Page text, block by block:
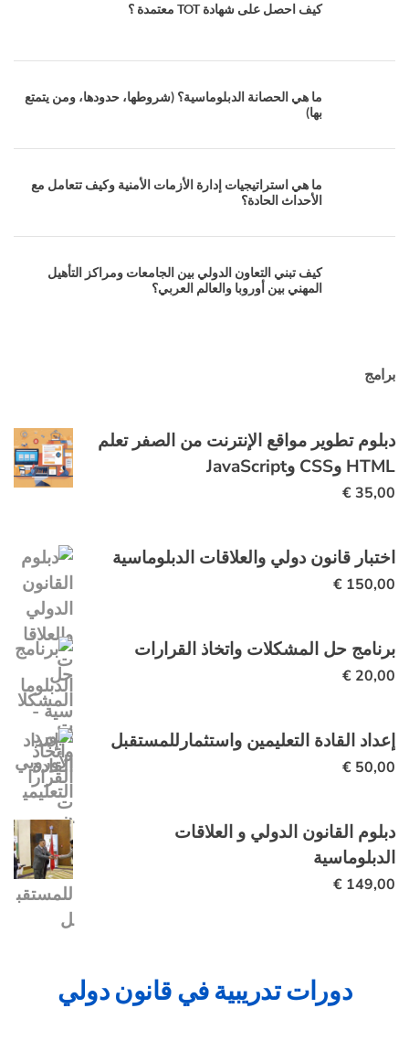
كيف احصل على شهادة TOT معتمدة ؟
ما هي الحصانة الدبلوماسية؟ (شروطها، حدودها، ومن يتمتع
بها)
ما هي استراتيجيات إدارة الأزمات الأمنية وكيف تتعامل مع
الأحداث الحادة؟
كيف تبني التعاون الدولي بين الجامعات ومراكز التأهيل
المهني بين أوروبا والعالم العربي؟
برامج
دبلوم تطوير مواقع الإنترنت من الصفر تعلم
HTML وCSS وJavaScript
€35,00
اختبار قانون دولي والعلاقات الدبلوماسية
€ 150,00
برنامج حل المشكلات واتخاذ القرارات
€ 20,00
إعداد القادة التعليمين واستثمارللمستقبل
€ 50,00
دبلوم القانون الدولي و العلاقات
الدبلوماسية
€ 149,00
دورات تدريبية في قانون دولي